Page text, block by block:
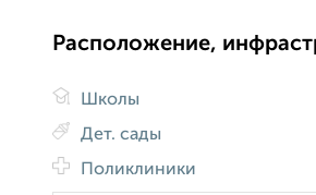
Расположение,
Школы
Дет. сады
Поликлиники